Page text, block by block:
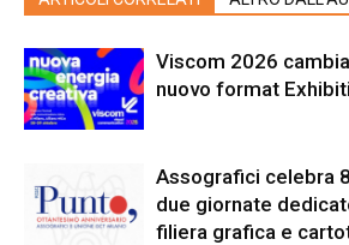
Viscom 2026
nuovo format
Assografici celebra
due giornate
filiera grafica e